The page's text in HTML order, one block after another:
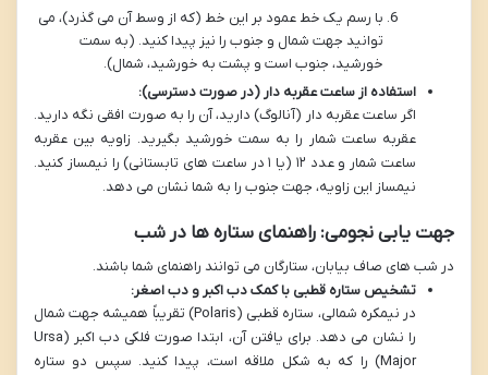
با رسم یک خط عمود بر این خط (که از وسط آن می گذرد)، می
توانید جهت شمال و جنوب را نیز پیدا کنید. (به سمت
خورشید، جنوب است و پشت به خورشید، شمال).
استفاده از ساعت عقربه دار (در صورت دسترسی):
اگر ساعت عقربه دار (آنالوگ) دارید، آن را به صورت افقی نگه دارید.
عقربه ساعت شمار را به سمت خورشید بگیرید. زاویه بین عقربه
ساعت شمار و عدد ۱۲ (یا ۱ در ساعت های تابستانی) را نیمساز کنید.
نیمساز این زاویه، جهت جنوب را به شما نشان می دهد.
جهت یابی نجومی: راهنمای ستاره ها در شب
در شب های صاف بیابان، ستارگان می توانند راهنمای شما باشند.
تشخیص ستاره قطبی با کمک دب اکبر و دب اصغر:
در نیمکره شمالی، ستاره قطبی (Polaris) تقریباً همیشه جهت شمال
را نشان می دهد. برای یافتن آن، ابتدا صورت فلکی دب اکبر (Ursa
Major) را که به شکل ملاقه است، پیدا کنید. سپس دو ستاره